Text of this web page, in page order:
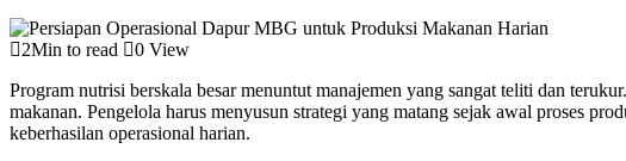
2Min to read
0 View
Program nutrisi berskala besar menuntut manajemen yang sangat teliti dan
makanan. Pengelola harus menyusun strategi yang matang sejak awal proses
keberhasilan operasional harian.